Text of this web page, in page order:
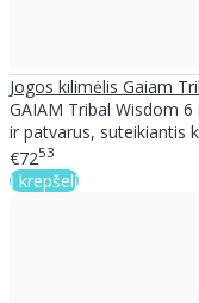
Jogos kilimėlis Gaiam
GAIAM Tribal Wisdom
ir patvarus, suteikiantis
€7253
Į krepšelį